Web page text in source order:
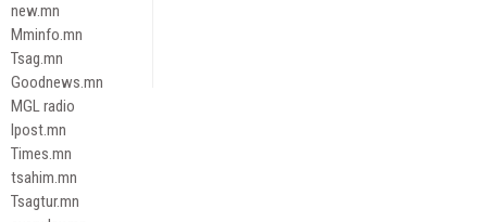
new.mn
Mminfo.mn
Tsag.mn
Goodnews.mn
MGL radio
Ipost.mn
Times.mn
tsahim.mn
Tsagtur.mn